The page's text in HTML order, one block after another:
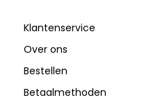
Klantenservice
Over ons
Bestellen
Betaalmethoden